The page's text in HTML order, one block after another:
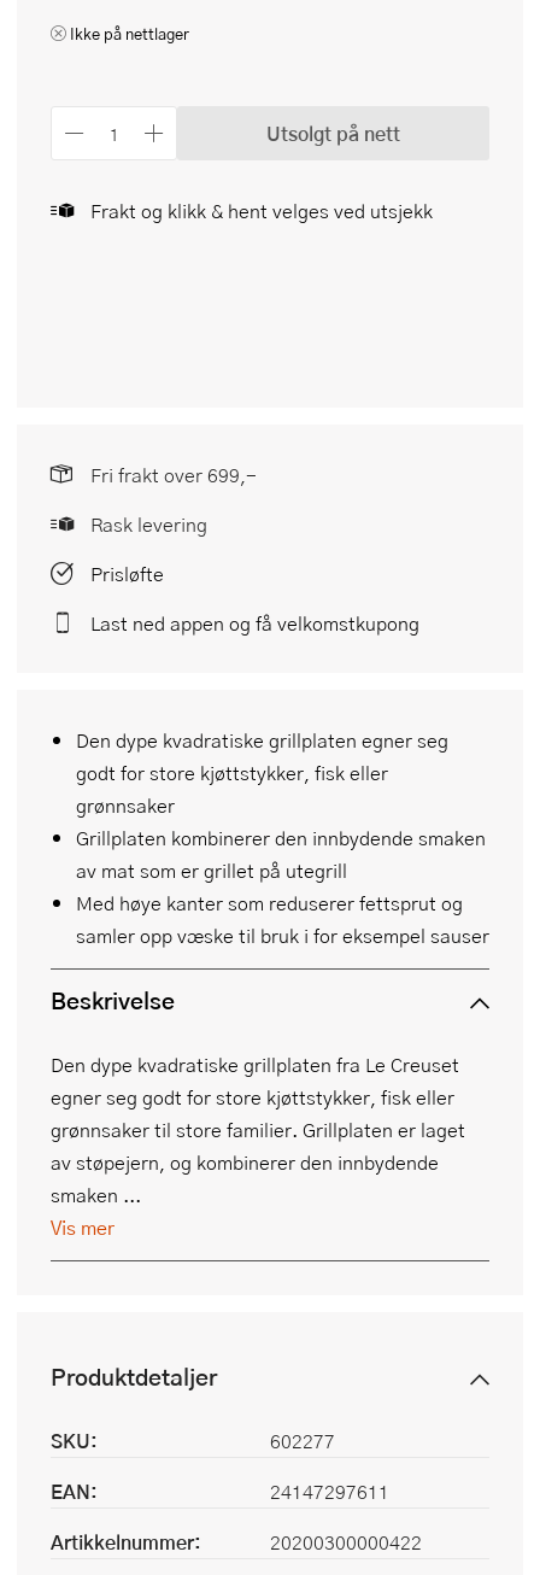
Ikke på nettlager
Utsolgt på nett
Frakt og klikk & hent velges ved utsjekk
Den dype kvadratiske grillplaten egner seg
godt for store kjøttstykker, fisk eller
grønnsaker
Grillplaten kombinerer den innbydende smaken
av mat som er grillet på utegrill
Med høye kanter som reduserer fettsprut og
samler opp væske til bruk i for eksempel sauser
Beskrivelse
Den dype kvadratiske grillplaten fra Le Creuset
egner seg godt for store kjøttstykker, fisk eller
grønnsaker til store familier. Grillplaten er laget
av støpejern, og kombinerer den innbydende
smaken ...
Vis mer
Fri frakt over 699,-
Rask levering
Prisløfte
Last ned appen og få velkomstkupong
Produktdetaljer
SKU:
602277
EAN:
24147297611
Artikkelnummer:
20200300000422